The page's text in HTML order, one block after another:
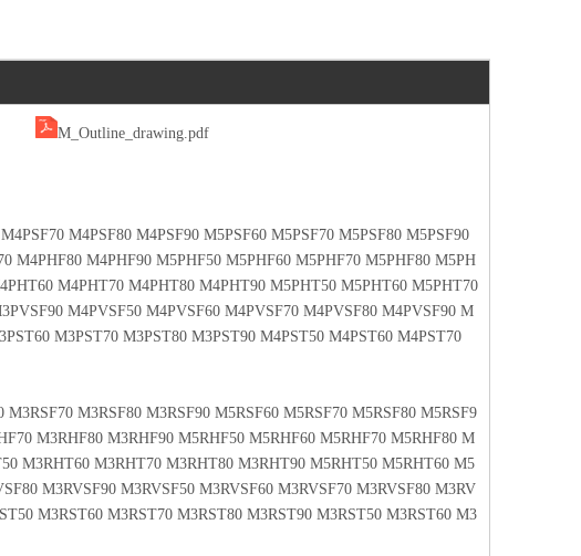
M_Outline_drawing.pdf
M4PSF80 M4PSF90 M5PSF60 M5PSF70 M5PSF80 M5PSF90
M4PHF80 M4PHF90 M5PHF50 M5PHF60 M5PHF70 M5PHF80 M5PH
M4PHT70 M4PHT80 M4PHT90 M5PHT50 M5PHT60 M5PHT70
M4PVSF50 M4PVSF60 M4PVSF70 M4PVSF80 M4PVSF90 M
M3PST70 M3PST80 M3PST90 M4PST50 M4PST60 M4PST70
M3RSF80 M3RSF90 M5RSF60 M5RSF70 M5RSF80 M5RSF9
M3RHF80 M3RHF90 M5RHF50 M5RHF60 M5RHF70 M5RHF80 M
M3RHT60 M3RHT70 M3RHT80 M3RHT90 M5RHT50 M5RHT60 M5
M3RVSF90 M3RVSF50 M3RVSF60 M3RVSF70 M3RVSF80 M3RV
M3RST60 M3RST70 M3RST80 M3RST90 M3RST50 M3RST60 M3